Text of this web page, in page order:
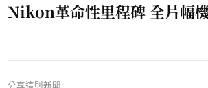
Nikon革命性里程碑 全片幅
分享這則新聞: